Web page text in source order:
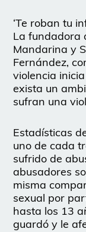
‘Te roban tu
La fundadora
Mandarina y
Fernández,
violencia
exista un
sufran una
Estadísticas
uno de cada
sufrido de
abusadores
misma
sexual por
hasta los 13
guardó y le